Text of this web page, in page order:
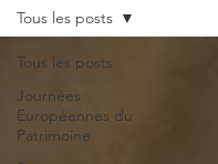
Tous les posts
Journées
Européennes du
Patrimoine
Tous les posts